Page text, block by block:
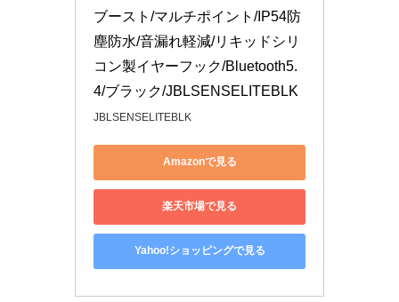
ブースト/マルチポイント/IP54防
塵防水/音漏れ軽減/リキッドシリ
コン製イヤーフック/Bluetooth5.
4/ブラック/JBLSENSELITEBLK
JBLSENSELITEBLK
Amazonで見る
楽天市場で見る
Yahoo!ショッピングで見る